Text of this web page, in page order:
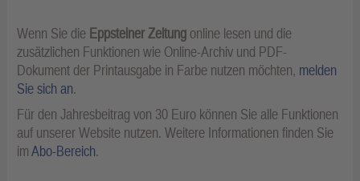
Wenn Sie die Eppsteiner Zeitung online lesen und die
zusätzlichen Funktionen wie Online-Archiv und PDF-
Dokument der Printausgabe in Farbe nutzen möchten, melden
Sie sich an.
Für den Jahresbeitrag von 30 Euro können Sie alle Funktionen
auf unserer Website nutzen. Weitere Informationen finden Sie
imAbo-Bereich.